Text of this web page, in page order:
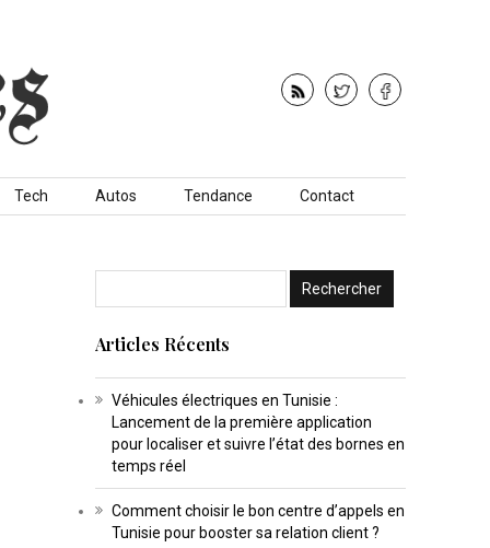
Tech Autos Tendance Contact
Articles Récents
Véhicules électriques en Tunisie :
Lancement de la première application
pour localiser et suivre l’état des bornes en
temps réel
Comment choisir le bon centre d’appels en
Tunisie pour booster sa relation client ?